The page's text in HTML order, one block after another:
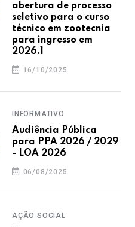
abertura de processo
seletivo para o curso
técnico em zootecnia
para ingresso em
2026.1
16/10/2025
INFORMATIVO
Audiência Pública
para PPA 2026 / 2029
- LOA 2026
06/08/2025
AÇÃO SOCIAL